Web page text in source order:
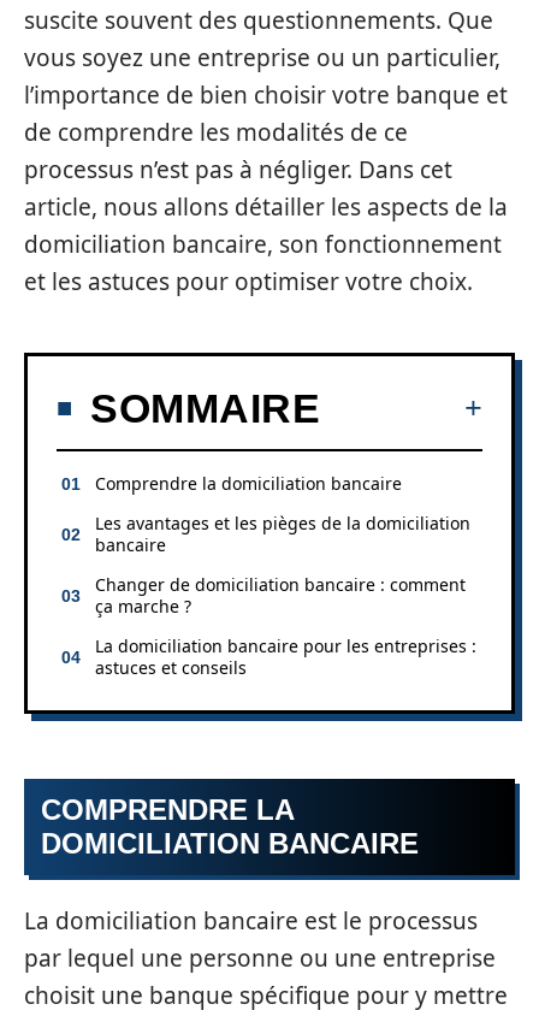
suscite souvent des questionnements. Que
vous soyez une entreprise ou un particulier,
l’importance de bien choisir votre banque et
de comprendre les modalités de ce
processus n’est pas à négliger. Dans cet
article, nous allons détailler les aspects de la
domiciliation bancaire, son fonctionnement
et les astuces pour optimiser votre choix.
SOMMAIRE
Comprendre la domiciliation bancaire
Les avantages et les pièges de la domiciliation
bancaire
Changer de domiciliation bancaire : comment
ça marche ?
La domiciliation bancaire pour les entreprises :
astuces et conseils
COMPRENDRE LA
DOMICILIATION BANCAIRE
La domiciliation bancaire est le processus
par lequel une personne ou une entreprise
choisit une banque spécifique pour y mettre